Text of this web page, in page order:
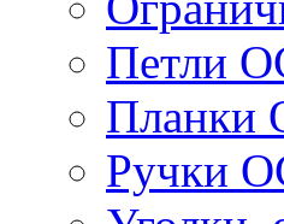
Петли
Планки
Ручки